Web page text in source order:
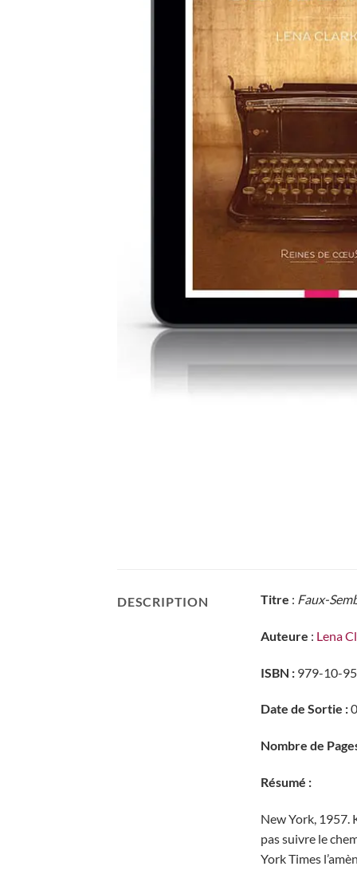
DESCRIPTION Titre : Faux-
Auteure : Lena
ISBN : 979-10-
Date de Sortie :
Nombre de
Résumé :
New York, 1957.
pas suivre le
York Times